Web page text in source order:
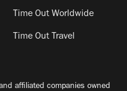
Time Out Worldwide
Time Out Travel
affiliated companies owned